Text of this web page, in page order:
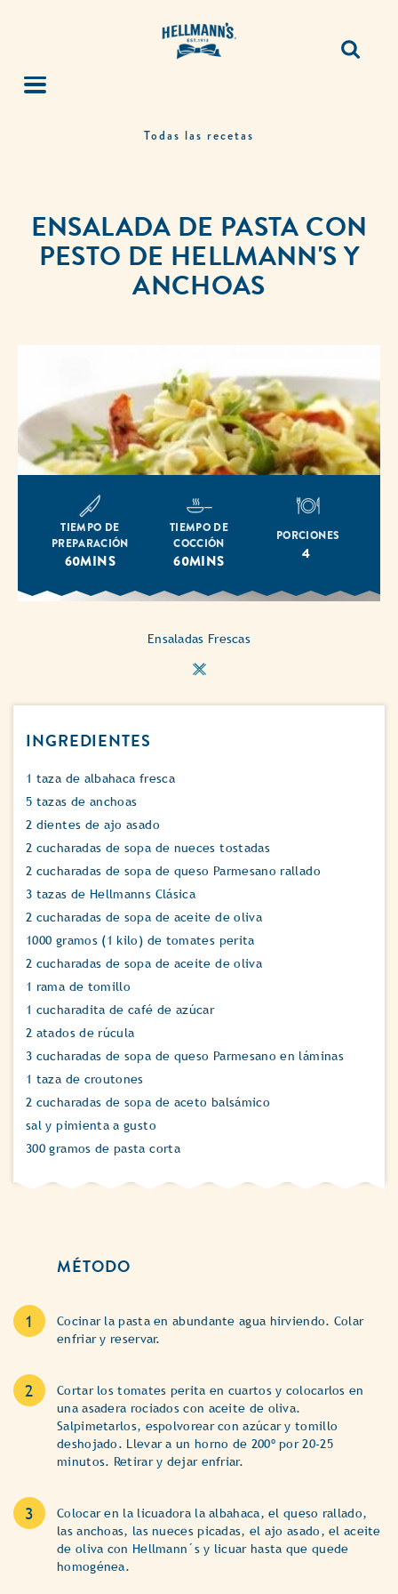
Todas las recetas
ENSALADA DE PASTA CON
PESTO DE HELLMANN'S Y
ANCHOAS
TIEMPO DE
PREPARACIÓN
60MINS
TIEMPO DE
COCCIÓN
60MINS
PORCIONES
4
Ensaladas Frescas
INGREDIENTES
1 taza de albahaca fresca
5 tazas de anchoas
2 dientes de ajo asado
2 cucharadas de sopa de nueces tostadas
2 cucharadas de sopa de queso Parmesano rallado
3 tazas de Hellmanns Clásica
2 cucharadas de sopa de aceite de oliva
1000 gramos (1 kilo) de tomates perita
2 cucharadas de sopa de aceite de oliva
1 rama de tomillo
1 cucharadita de café de azúcar
2 atados de rúcula
3 cucharadas de sopa de queso Parmesano en láminas
1 taza de croutones
2 cucharadas de sopa de aceto balsámico
sal y pimienta a gusto
300 gramos de pasta corta
MÉTODO
Cocinar la pasta en abundante agua hirviendo. Colar
enfriar y reservar.
Cortar los tomates perita en cuartos y colocarlos en
una asadera rociados con aceite de oliva.
Salpimetarlos, espolvorear con azúcar y tomillo
deshojado. Llevar a un horno de 200º por 20-25
minutos. Retirar y dejar enfriar.
Colocar en la licuadora la albahaca, el queso rallado,
las anchoas, las nueces picadas, el ajo asado, el aceite
de oliva con Hellmann´s y licuar hasta que quede
homogénea.